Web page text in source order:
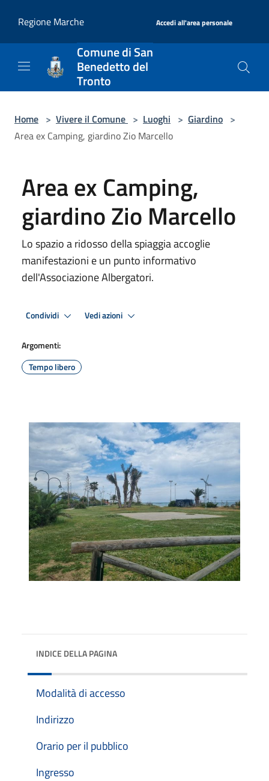
Regione Marche
Accedi all'area personale
Comune di San
Benedetto del
Tronto
Home > Vivere il Comune > Luoghi > Giardino >
Area ex Camping, giardino Zio Marcello
Area ex Camping,
giardino Zio Marcello
Lo spazio a ridosso della spiaggia accoglie
manifestazioni e un punto informativo
dell'Associazione Albergatori.
Condividi Vedi azioni
Argomenti:
Tempo libero
INDICE DELLA PAGINA
Modalità di accesso
Indirizzo
Orario per il pubblico
Ingresso